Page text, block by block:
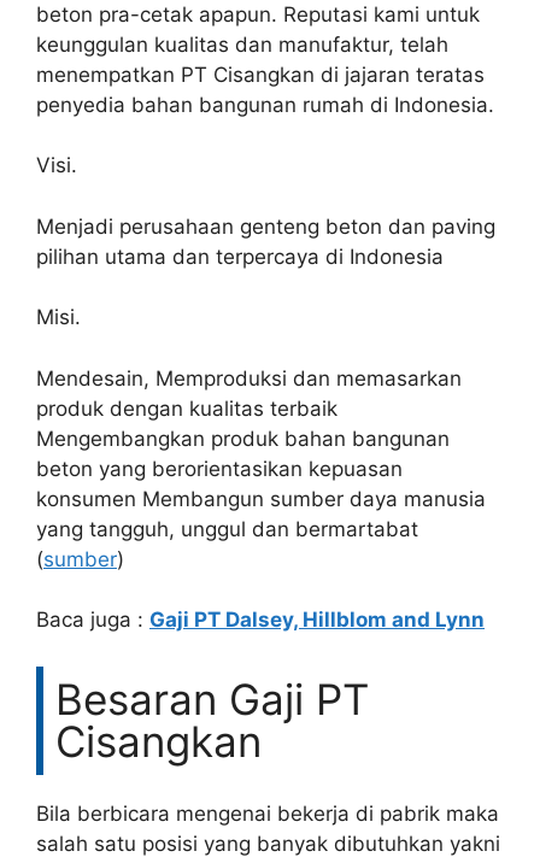
beton pra-cetak apapun. Reputasi kami untuk
keunggulan kualitas dan manufaktur, telah
menempatkan PT Cisangkan di jajaran teratas
penyedia bahan bangunan rumah di Indonesia.
Visi.
Menjadi perusahaan genteng beton dan paving
pilihan utama dan terpercaya di Indonesia
Misi.
Mendesain, Memproduksi dan memasarkan
produk dengan kualitas terbaik
Mengembangkan produk bahan bangunan
beton yang berorientasikan kepuasan
konsumen Membangun sumber daya manusia
yang tangguh, unggul dan bermartabat
(sumber)
Baca juga : Gaji PT Dalsey, Hillblom and Lynn
Besaran Gaji PT
Cisangkan
Bila berbicara mengenai bekerja di pabrik maka
salah satu posisi yang banyak dibutuhkan yakni